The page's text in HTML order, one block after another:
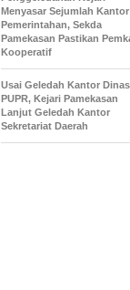
Menyasar Sejumlah Kantor
Pemerintahan, Sekda
Pamekasan Pastikan
Kooperatif
Usai Geledah Kantor Dinas
PUPR, Kejari Pamekasan
Lanjut Geledah Kantor
Sekretariat Daerah